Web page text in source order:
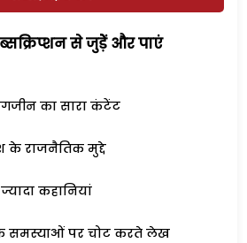
से जुड़ेें और पाएं
का सारा कंटेंट
के राजनैतिक मुद्दे
कहानियां
समस्याओं पर चोट करते लेख